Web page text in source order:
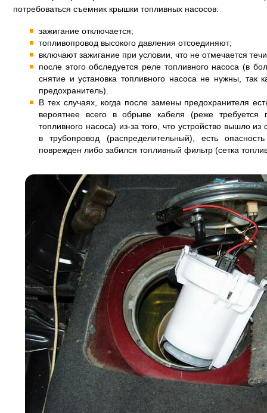
потребоваться съемник крышки топливных насосов:
зажигание отключается;
топливопровод высокого давления отсоединяют;
включают зажигание при условии, что не отмечается
после этого обследуется реле топливного насоса (в
снятие и установка топливного насоса не нужны, так
предохранитель).
В тех случаях, когда после замены предохранителя
вероятнее всего в обрыве кабеля (реже
топливного насоса) из-за того, что устройство вышло
в трубопровод (распределительный), есть
поврежден либо забился топливный фильтр (сетка